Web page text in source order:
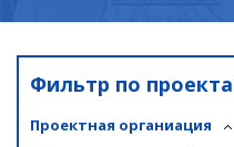
Фильтр по
Проектная органиация